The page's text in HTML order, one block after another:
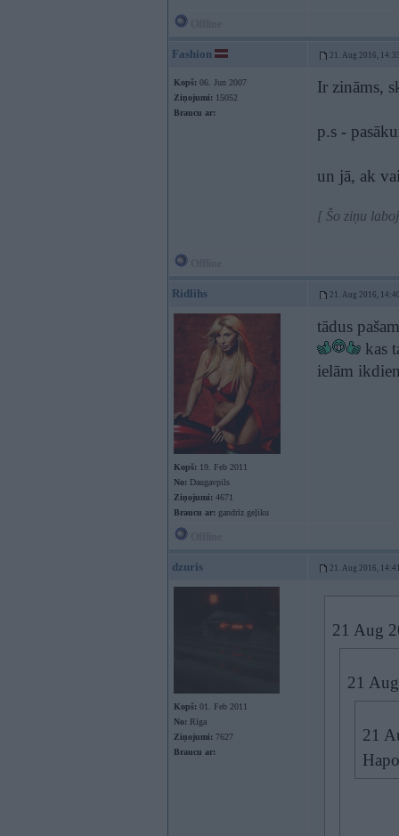
Fashion 21. Aug 2016,
Kopš: 06. Jun 2007
Ziņojumi: 15052
Braucu ar:
Ir zināms,
p.s -
un jā, ak
[ Šo ziņu
Ridlihs 21. Aug 2016,
Kopš: 19. Feb 2011
No: Daugavpils
Ziņojumi: 4671
Braucu ar: gandrīz geļiku
tādus
kas
ielām
dzuris 21. Aug 2016,
Kopš: 01. Feb 2011
No: Rīga
Ziņojumi: 7627
Braucu ar:
21 Aug
21
21